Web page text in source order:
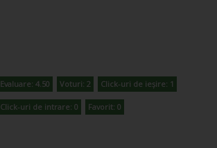
Evaluare: 4.50 Voturi: 2 Click-uri de ieșire: 1
Click-uri de intrare: 0 Favorit: 0